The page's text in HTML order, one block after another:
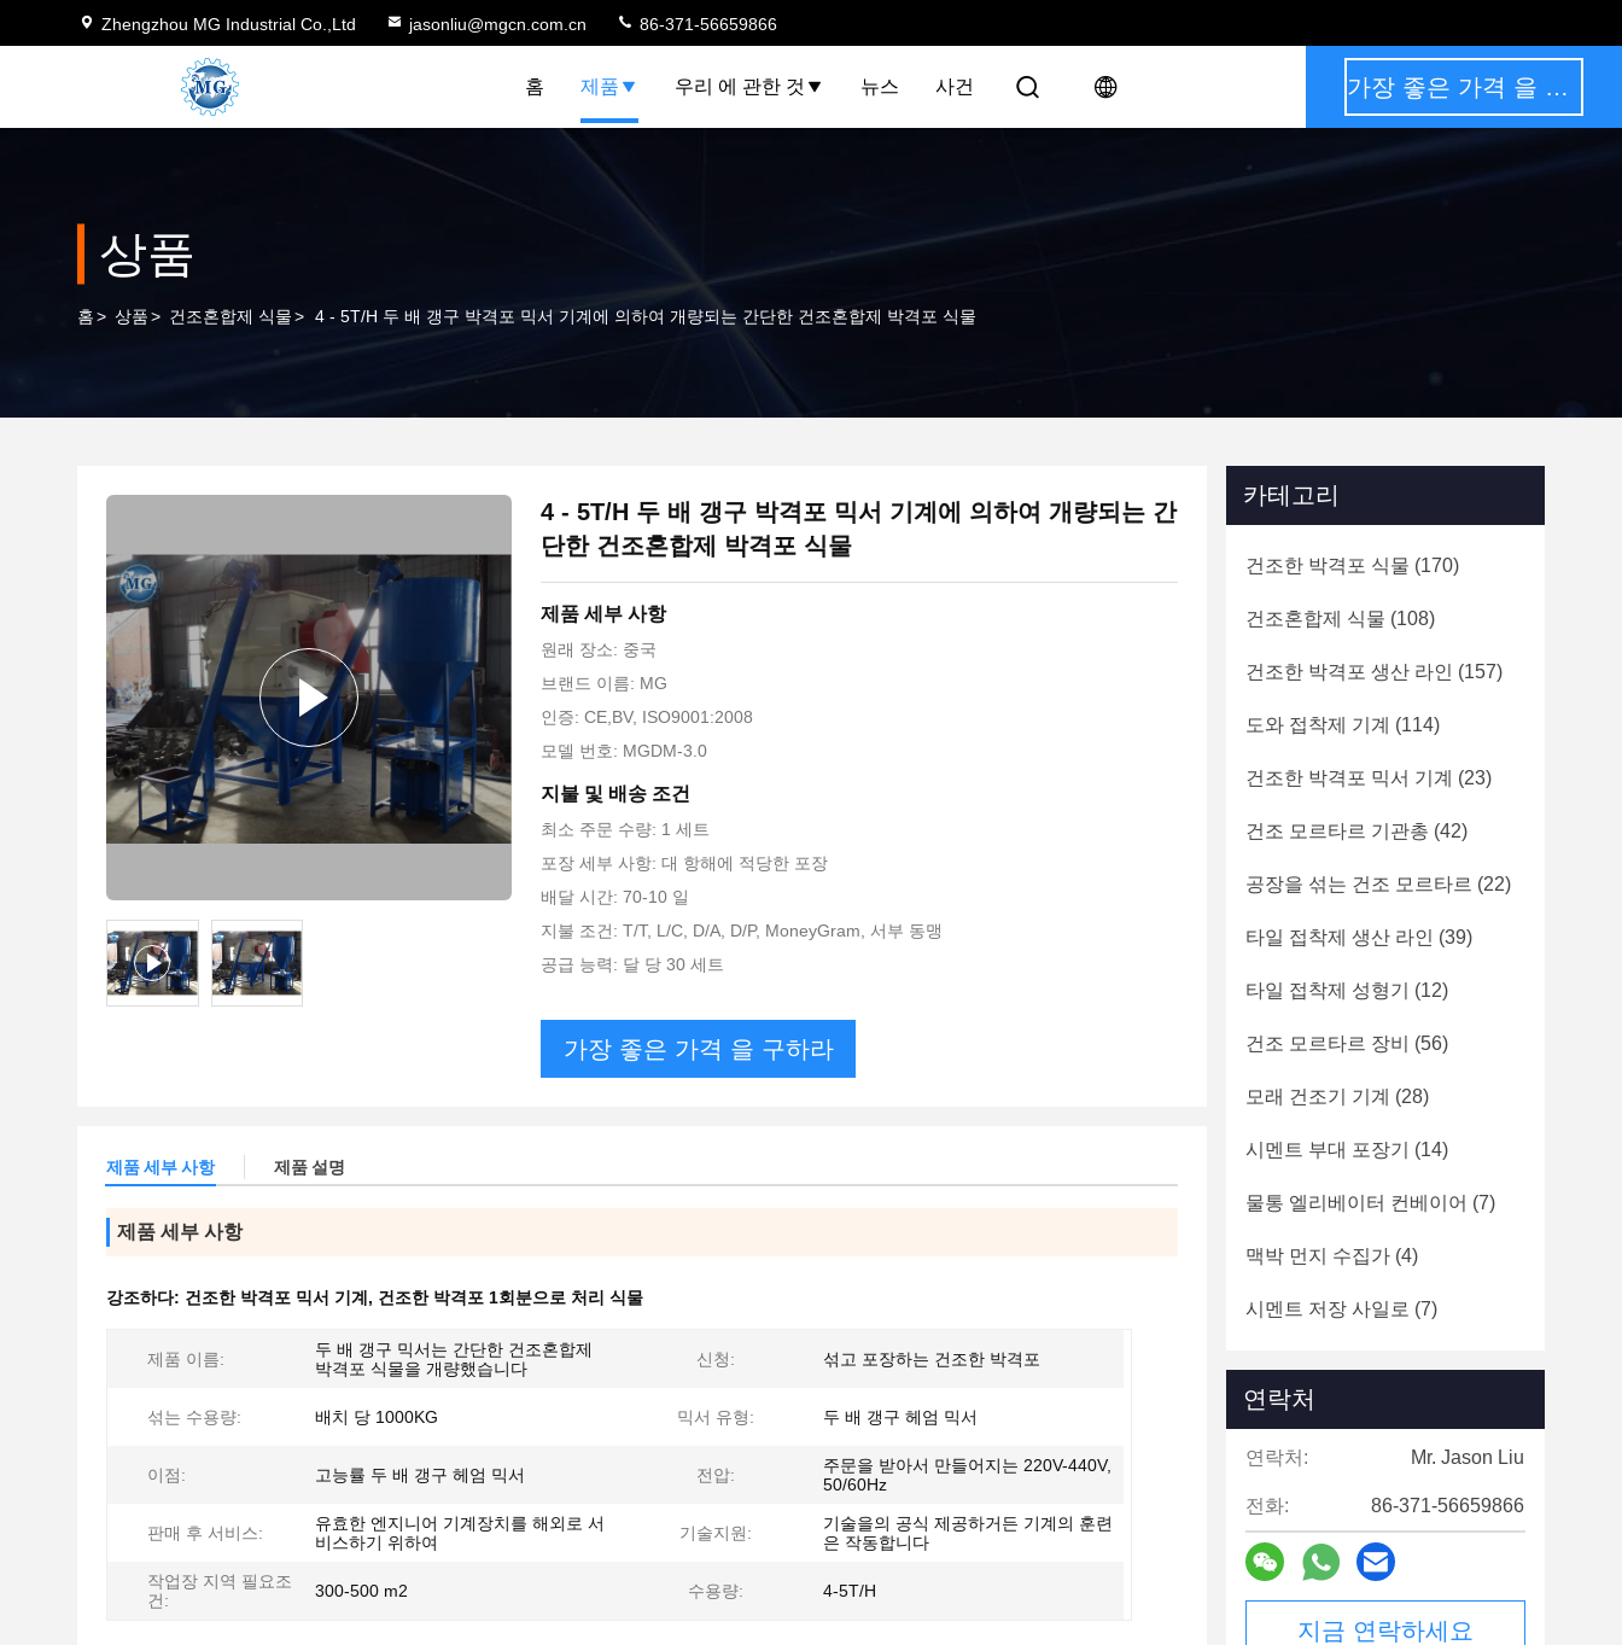
Zhengzhou MG Industrial Co.,Ltd jasonliu@mgcn.com.cn 86-371-56659866
홈 제품 우리 에 관한 것 뉴스 사건 가장 좋은 가격 을 구하라
상품
홈> 상품> 건조혼합제 식물> 4 - 5T/H 두 배 갱구 박격포 믹서 기계에 의하여 개량되는 간단한 건조혼합제 박격포 식물
4 - 5T/H 두 배 갱구 박격포 믹서 기계에 의하여 개량되는 간
단한 건조혼합제 박격포 식물
제품 세부 사항
원래 장소: 중국
브랜드 이름: MG
인증: CE,BV, ISO9001:2008
모델 번호: MGDM-3.0
지불 및 배송 조건
최소 주문 수량: 1 세트
포장 세부 사항: 대 항해에 적당한 포장
배달 시간: 70-10 일
지불 조건: T/T, L/C, D/A, D/P, MoneyGram, 서부 동맹
공급 능력: 달 당 30 세트
가장 좋은 가격 을 구하라
제품 세부 사항 제품 설명
제품 세부 사항
강조하다: 건조한 박격포 믹서 기계 , 건조한 박격포 1회분으로 처리 식물
제품 이름:
두 배 갱구 믹서는 간단한 건조혼합제
박격포 식물을 개량했습니다
신청: 섞고 포장하는 건조한 박격포
섞는 수용량: 배치 당 1000KG 믹서 유형: 두 배 갱구 헤엄 믹서
이점: 고능률 두 배 갱구 헤엄 믹서 전압:
주문을 받아서 만들어지는 220V-440V,
50/60Hz
판매 후 서비스:
유효한 엔지니어 기계장치를 해외로 서
비스하기 위하여
기술지원:
기술을의 공식 제공하거든 기계의 훈련
은 작동합니다
작업장 지역 필요조
건:
300-500 m2 수용량: 4-5T/H
카테고리
건조한 박격포 식물 (170)
건조혼합제 식물 (108)
건조한 박격포 생산 라인 (157)
도와 접착제 기계 (114)
건조한 박격포 믹서 기계 (23)
건조 모르타르 기관총 (42)
공장을 섞는 건조 모르타르 (22)
타일 접착제 생산 라인 (39)
타일 접착제 성형기 (12)
건조 모르타르 장비 (56)
모래 건조기 기계 (28)
시멘트 부대 포장기 (14)
물통 엘리베이터 컨베이어 (7)
맥박 먼지 수집가 (4)
시멘트 저장 사일로 (7)
연락처
연락처: Mr. Jason Liu
전화: 86-371-56659866
지금 연락하세요